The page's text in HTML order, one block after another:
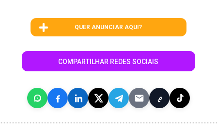
QUER ANUNCIAR AQUI?
COMPARTILHAR REDES SOCIAIS